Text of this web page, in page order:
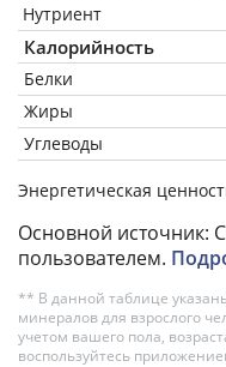
Нутриент
Калорийность
Белки
Жиры
Углеводы
Энергетическая
Основной источник:
пользователем.
** В данной таблице
минералов для взрослого
учетом вашего пола,
воспользуйтесь